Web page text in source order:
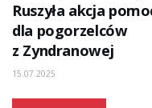
Ruszyła akcja
dla pogorzelców
z Zyndranowej
15.07.2025